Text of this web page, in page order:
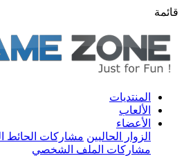
قائمة
المنتديات
الألعاب
الأعضاء
الزوار الحاليين مشاركات الحائط
مشاركات الملف الشخصي